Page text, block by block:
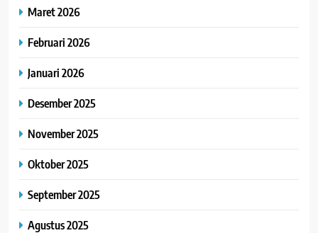
Maret 2026
Februari 2026
Januari 2026
Desember 2025
November 2025
Oktober 2025
September 2025
Agustus 2025